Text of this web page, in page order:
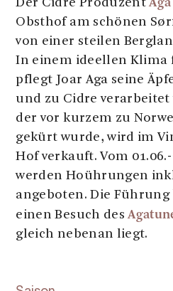
Der Cidre Produzent
Obsthof am schönen
von einer steilen
In einem ideellen Klima
pflegt Joar Aga seine
und zu Cidre verarbeitet
der vor kurzem zu
gekürt wurde, wird im
Hof verkauft. Vom 01.06.-
werden Hoührungen
angeboten. Die
einen Besuch des
gleich nebenan liegt.